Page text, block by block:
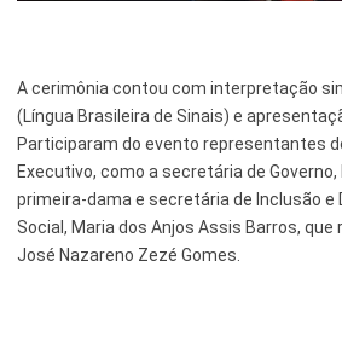
A cerimônia contou com interpretação
(Língua Brasileira de Sinais) e
Participaram do evento representantes
Executivo, como a secretária de Governo,
primeira-dama e secretária de Inclusão e
Social, Maria dos Anjos Assis Barros,
José Nazareno Zezé Gomes.